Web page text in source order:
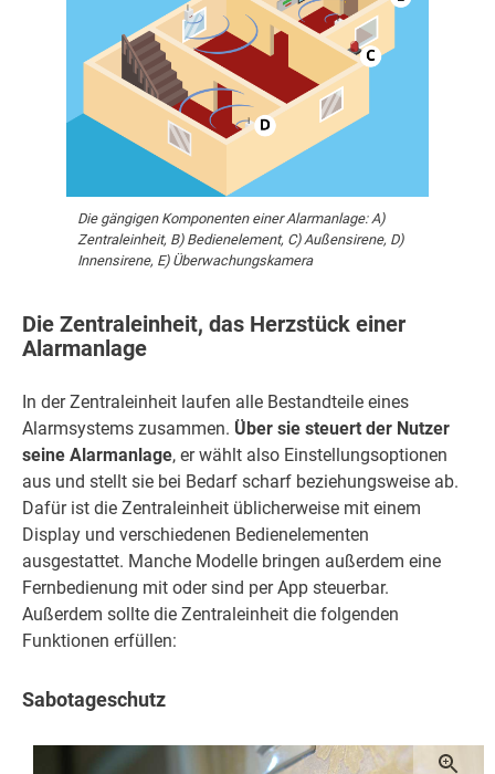
Die gängigen Komponenten einer Alarmanlage: A)
Zentraleinheit, B) Bedienelement, C) Außensirene, D)
Innensirene, E) Überwachungskamera
Die Zentraleinheit, das Herzstück einer
Alarmanlage
In der Zentraleinheit laufen alle Bestandteile eines
Alarmsystems zusammen. Über sie steuert der Nutzer
seine Alarmanlage, er wählt also Einstellungsoptionen
aus und stellt sie bei Bedarf scharf beziehungsweise ab.
Dafür ist die Zentraleinheit üblicherweise mit einem
Display und verschiedenen Bedienelementen
ausgestattet. Manche Modelle bringen außerdem eine
Fernbedienung mit oder sind per App steuerbar.
Außerdem sollte die Zentraleinheit die folgenden
Funktionen erfüllen:
Sabotageschutz